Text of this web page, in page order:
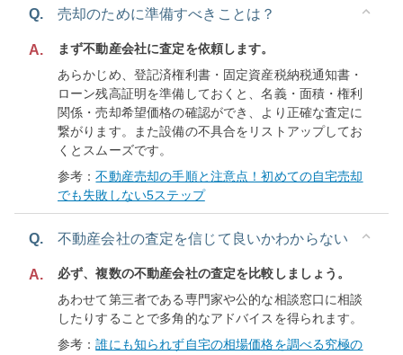
Q. 売却のために準備すべきことは？
A.
まず不動産会社に査定を依頼します。
あらかじめ、登記済権利書・固定資産税納税通知書・
ローン残高証明を準備しておくと、名義・面積・権利
関係・売却希望価格の確認ができ、より正確な査定に
繋がります。また設備の不具合をリストアップしてお
くとスムーズです。
参考：不動産売却の手順と注意点！初めての自宅売却
でも失敗しない5ステップ
Q. 不動産会社の査定を信じて良いかわからない
A.
必ず、複数の不動産会社の査定を比較しましょう。
あわせて第三者である専門家や公的な相談窓口に相談
したりすることで多角的なアドバイスを得られます。
参考：誰にも知られず自宅の相場価格を調べる究極の